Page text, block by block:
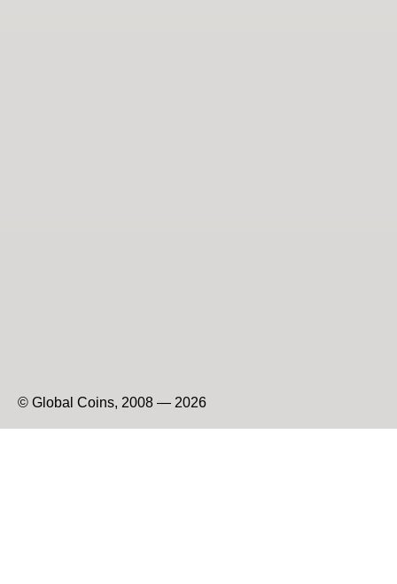
© Global Coins, 2008 — 2026